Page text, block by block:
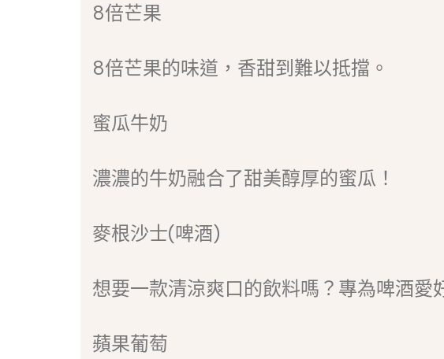
8倍芒果
8倍芒果的味道，香甜到難以抵擋。
蜜瓜牛奶
濃濃的牛奶融合了甜美醇厚的蜜瓜！
麥根沙士(啤酒)
想要一款清涼爽口的飲料嗎？專為啤酒愛
蘋果葡萄